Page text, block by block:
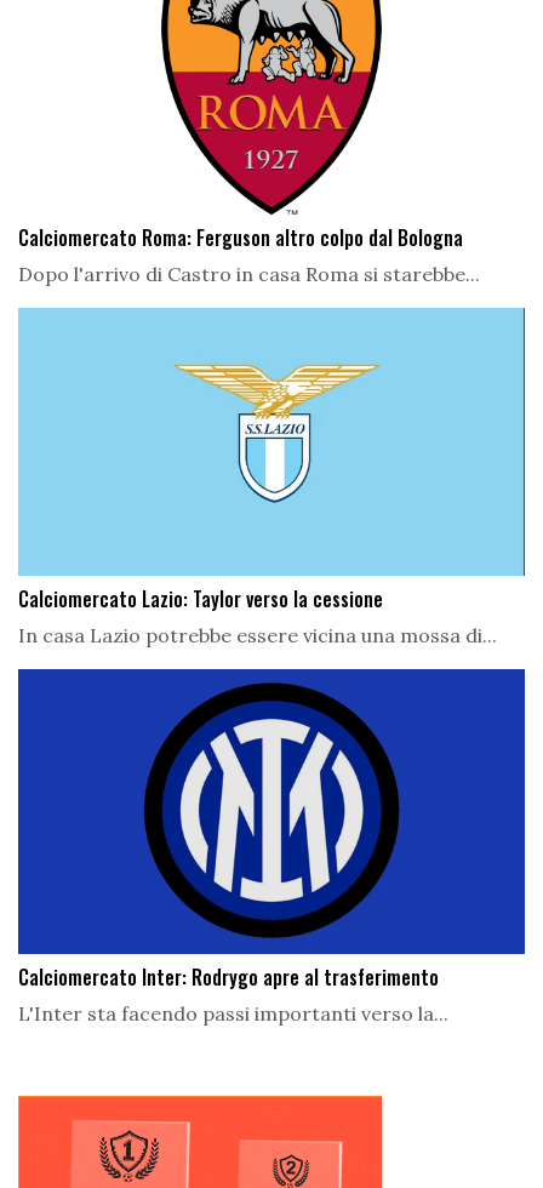
Calciomercato Roma: Ferguson altro colpo dal Bologna
Dopo l'arrivo di Castro in casa Roma si starebbe...
Calciomercato Lazio: Taylor verso la cessione
In casa Lazio potrebbe essere vicina una mossa di...
Calciomercato Inter: Rodrygo apre al trasferimento
L'Inter sta facendo passi importanti verso la...